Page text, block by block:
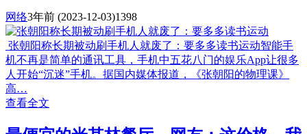
网络3年前 (2023-12-03)1398
张朝阳称长期被动刷手机人就废了：要多多读书运动智能手
机不再是简单的通讯工具，手机中五花八门的娱乐App让很多
人开始“沉迷”手机。据国内媒体报道，《张朝阳的物理课》
高…
查看全文